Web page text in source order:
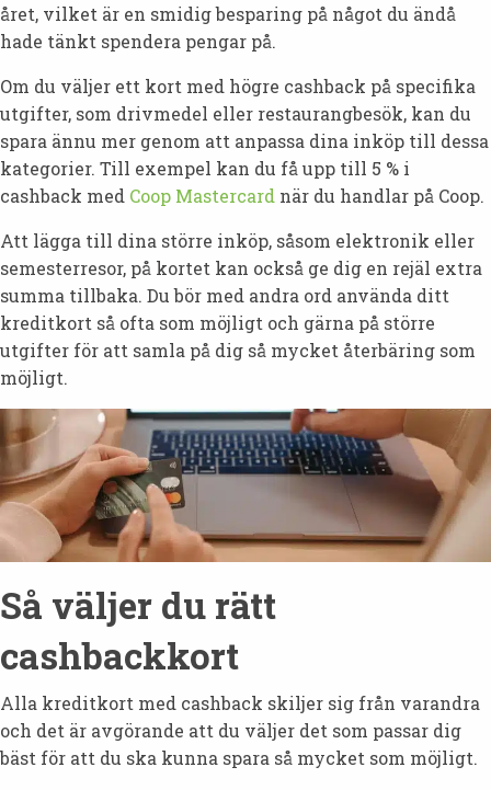
året, vilket är en smidig besparing på något du ändå
hade tänkt spendera pengar på.
Om du väljer ett kort med högre cashback på specifika
utgifter, som drivmedel eller restaurangbesök, kan du
spara ännu mer genom att anpassa dina inköp till dessa
kategorier. Till exempel kan du få upp till 5 % i
cashback med Coop Mastercard när du handlar på Coop.
Att lägga till dina större inköp, såsom elektronik eller
semesterresor, på kortet kan också ge dig en rejäl extra
summa tillbaka. Du bör med andra ord använda ditt
kreditkort så ofta som möjligt och gärna på större
utgifter för att samla på dig så mycket återbäring som
möjligt.
Så väljer du rätt
cashbackkort
Alla kreditkort med cashback skiljer sig från varandra
och det är avgörande att du väljer det som passar dig
bäst för att du ska kunna spara så mycket som möjligt.